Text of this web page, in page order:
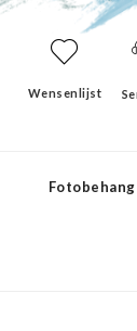
Wensenlijst
Fotobehang